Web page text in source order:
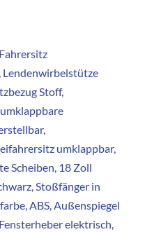
Lendenwirbelstütze
Stoff,
umklappbar,
Scheiben, 18 Zoll
Stoßfänger in
ABS, Außenspiegel
elektrisch,